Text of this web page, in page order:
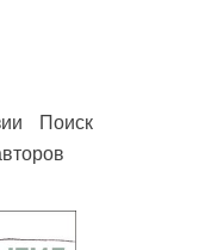
Поиск